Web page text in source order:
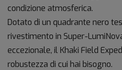
condizione atmosferica.
Dotato di un quadrante nero
rivestimento in Super-
eccezionale, il Khaki Field
robustezza di cui hai bisogno.